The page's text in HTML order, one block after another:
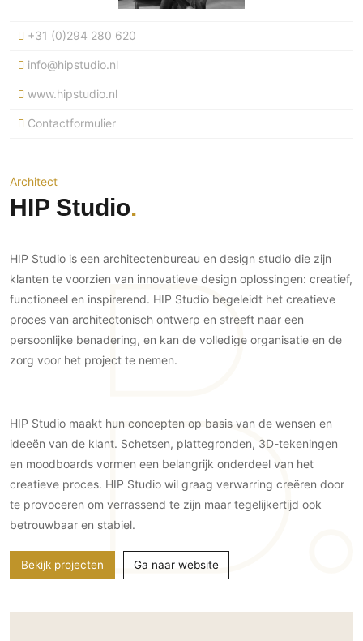
Bedden
Meubels
Glas
Interieurbouw
Keuken
Keukens
Keukenbladen
Ramen en deuren
Binnendeuren
Aluminium deuren
Houten deuren
Systeemwanden
Buitendeuren
Vouwwanden
Garagedeuren
Zonwering
Buitenshutters
Overig
Autolift
3D visualisaties
Gevel
Gevelbekleding
Stucwerk
Schilderwerk buiten
Tuinverlichting
Omheining
Hekwerken en poorten
Tuin wellness
Buitenvloeren
Houten buitenvloeren
Natuursteen en keramiek
buitenvloeren
Vlonders
Serre/Veranda
Slaapkamer
Wellness
Wijnkelder
Woonkamer
Bijgebouw / Poolhouse
Villa
Zwembad
Horeca
Kantoor
+31 (0)294 280 620
info@hipstudio.nl
www.hipstudio.nl
Contactformulier
Architect
HIP Studio
HIP Studio is een architectenbureau en design studio die zijn
klanten te voorzien van innovatieve design oplossingen: creatief,
functioneel en inspirerend. HIP Studio begeleidt het creatieve
proces van architectonisch ontwerp en streeft naar een
persoonlijke benadering, en kan de volledige organisatie en de
zorg voor het project te nemen.
HIP Studio maakt hun concepten op basis van de wensen en
ideeën van de klant. Schetsen, plattegronden, 3D-tekeningen
en moodboards vormen een belangrijk onderdeel van het
creatieve proces. HIP Studio wil graag verwarring creëren door
te provoceren om verrassend te zijn maar tegelijkertijd ook
betrouwbaar en stabiel.
Bekijk projecten Ga naar website